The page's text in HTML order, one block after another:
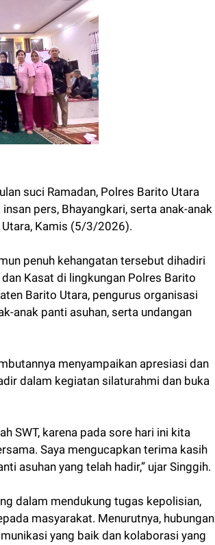
suci Ramadan, Polres Barito Utara
pers, Bhayangkari, serta anak-anak
Kamis (5/3/2026).
penuh kehangatan tersebut dihadiri
Kasat di lingkungan Polres Barito
Barito Utara, pengurus organisasi
anak panti asuhan, serta undangan
menyampaikan apresiasi dan
dalam kegiatan silaturahmi dan buka
SWT, karena pada sore hari ini kita
Saya mengucapkan terima kasih
asuhan yang telah hadir,” ujar Singgih.
dalam mendukung tugas kepolisian,
masyarakat. Menurutnya, hubungan
yang baik dan kolaborasi yang